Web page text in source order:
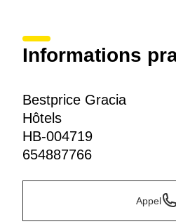
Informations
Bestprice Gracia
Hôtels
HB-004719
654887766
Appel